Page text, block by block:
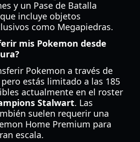
y un Pase de Batalla
incluye objetos
como Megapiedras.
mis Pokemon desde
Pokemon a través de
estás limitado a las 185
actualmente en el roster
Stalwart. Las
suelen requerir una
Home Premium para
escala.